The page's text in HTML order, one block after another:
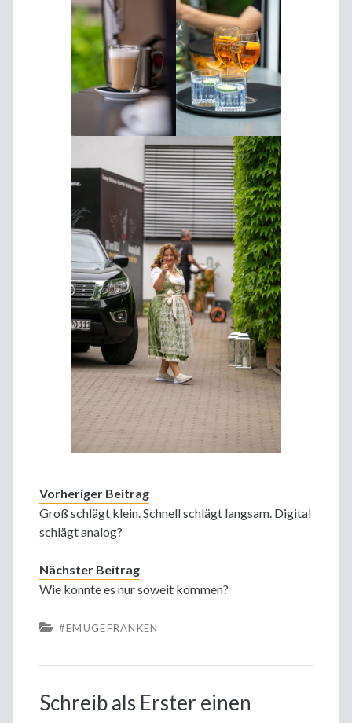
Vorheriger Beitrag
Groß schlägt klein. Schnell schlägt langsam. Digital
schlägt analog?
Nächster Beitrag
Wie konnte es nur soweit kommen?
#EMUGEFRANKEN
Schreib als Erster einen